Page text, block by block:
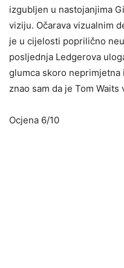
izgubljen u nastojanjima
viziju. Očarava vizualnim
je u cijelosti poprilično
posljednja Ledgerova
glumca skoro
znao sam da je Tom
Ocjena 6/10